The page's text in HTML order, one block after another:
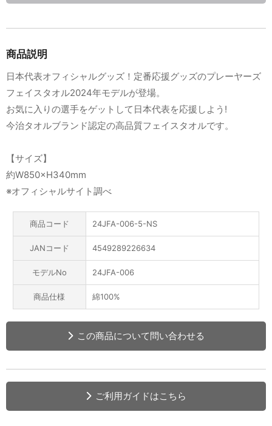
商品説明
日本代表オフィシャルグッズ！定番応援グッズのプレーヤーズ
フェイスタオル2024年モデルが登場。
お気に入りの選手をゲットして日本代表を応援しよう!
今治タオルブランド認定の高品質フェイスタオルです。
【サイズ】
約W850×H340mm
※オフィシャルサイト調べ
商品コード 24JFA-006-5-NS
JANコード 4549289226634
モデルNo 24JFA-006
商品仕様 綿100%
この商品について問い合わせる
ご利用ガイドはこちら